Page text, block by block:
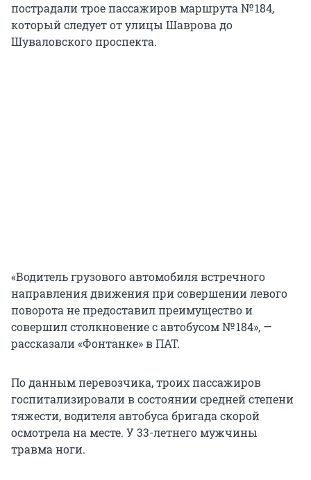
пострадали трое пассажиров маршрута № 184,
который следует от улицы Шаврова до
Шуваловского проспекта.
«Водитель грузового автомобиля встречного
направления движения при совершении левого
поворота не предоставил преимущество и
совершил столкновение с автобусом № 184», —
рассказали «Фонтанке» в ПАТ.
По данным перевозчика, троих пассажиров
госпитализировали в состоянии средней степени
тяжести, водителя автобуса бригада скорой
осмотрела на месте. У 33-летнего мужчины
травма ноги.